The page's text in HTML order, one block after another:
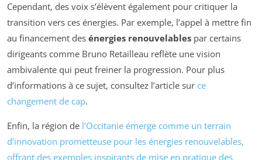
Cependant, des voix s’élèvent également pour critiquer la
transition vers ces énergies. Par exemple, l’appel à mettre fin
au financement des énergies renouvelables par certains
dirigeants comme Bruno Retailleau reflète une vision
ambivalente qui peut freiner la progression. Pour plus
d’informations à ce sujet, consultez l’article sur ce
changement de cap.
Enfin, la région de l’Occitanie émerge comme un terrain
d’innovation prometteuse pour les énergies renouvelables,
offrant des exemples inspirants de mise en pratique des